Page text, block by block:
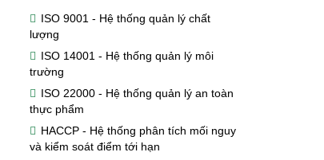
ISO 9001 - Hệ thống quản lý chất
lượng
ISO 14001 - Hệ thống quản lý môi
trường
ISO 22000 - Hệ thống quản lý an toàn
thực phẩm
HACCP - Hệ thống phân tích mối nguy
và kiểm soát điểm tới hạn